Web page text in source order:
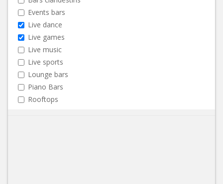
Events bars
Live dance
Live games
Live music
Live sports
Lounge bars
Piano Bars
Rooftops